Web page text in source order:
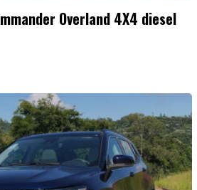
Overland 4X4 diesel